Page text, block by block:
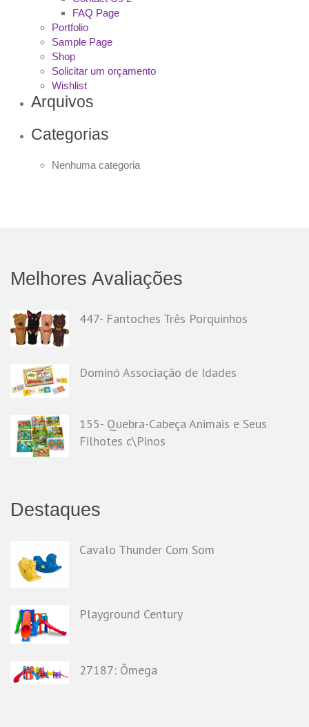
FAQ Page
Portfolio
Sample Page
Shop
Solicitar um orçamento
Wishlist
Arquivos
Categorias
Nenhuma categoria
Melhores Avaliações
447- Fantoches Três Porquinhos
Dominó Associação de Idades
155- Quebra-Cabeça Animais e Seus
Filhotes c\Pinos
Destaques
Cavalo Thunder Com Som
Playground Century
27187: Ômega